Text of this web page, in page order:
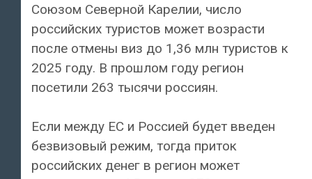
Союзом Северной Карелии, число
российских туристов может возрасти
после отмены виз до 1,36 млн туристов к
2025 году. В прошлом году регион
посетили 263 тысячи россиян.
Если между ЕС и Россией будет введен
безвизовый режим, тогда приток
российских денег в регион может